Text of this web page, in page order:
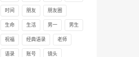
时间 朋友 朋友圈
生命 生活 男一 男生
祝福 经典语录 老师
语录 账号 镜头